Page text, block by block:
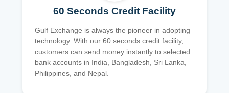
60 Seconds Credit Facility
Gulf Exchange is always the pioneer in adopting
technology. With our 60 seconds credit facility,
customers can send money instantly to selected
bank accounts in India, Bangladesh, Sri Lanka,
Philippines, and Nepal.